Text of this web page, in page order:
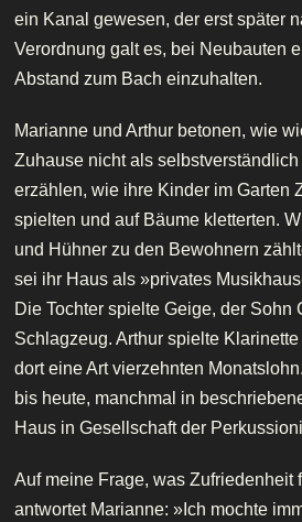
ein Kanal gewesen, der erst später
Verordnung galt es, bei Neubauten
Abstand zum Bach einzuhalten.
Marianne und Arthur betonen, wie
Zuhause nicht als
erzählen, wie ihre Kinder im Garten
spielten und auf Bäume kletterten.
und Hühner zu den Bewohnern
sei ihr Haus als »privates
Die Tochter spielte Geige, der Sohn
Schlagzeug. Arthur spielte
dort eine Art vierzehnten
bis heute, manchmal in
Haus in Gesellschaft der
Auf meine Frage, was Zufriedenheit
antwortet Marianne: »Ich mochte